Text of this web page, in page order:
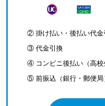
② 掛け払い・後払い代金
③ 代金引換
④ コンビニ後払い（高校
⑤ 前振込（銀行・郵便局